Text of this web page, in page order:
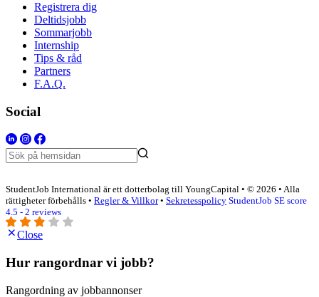
Registrera dig
Deltidsjobb
Sommarjobb
Internship
Tips & råd
Partners
F.A.Q.
Social
StudentJob International är ett dotterbolag till YoungCapital • © 2026 • Alla
rättigheter förbehålls • Regler & Villkor• Sekretesspolicy StudentJob SE score
4.5 - 2 reviews
Close
Hur rangordnar vi jobb?
Rangordning av jobbannonser